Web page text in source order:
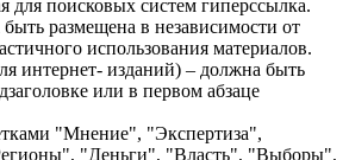
для поисковых систем гиперссылка.
размещена в независимости от
использования материалов.
интернет- изданий) – должна быть
или в первом абзаце
"Мнение", "Экспертиза",
"Деньги", "Власть", "Выборы",